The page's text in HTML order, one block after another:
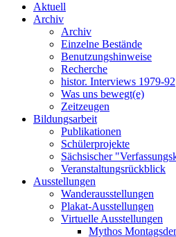
Aktuell
Archiv
Archiv
Einzelne Bestände
Benutzungshinweise
Recherche
histor. Interviews 1979-92
Was uns bewegt(e)
Zeitzeugen
Bildungsarbeit
Publikationen
Schülerprojekte
Sächsischer
Veranstaltungsrückblick
Ausstellungen
Wanderausstellungen
Plakat-Ausstellungen
Virtuelle Ausstellungen
Mythos